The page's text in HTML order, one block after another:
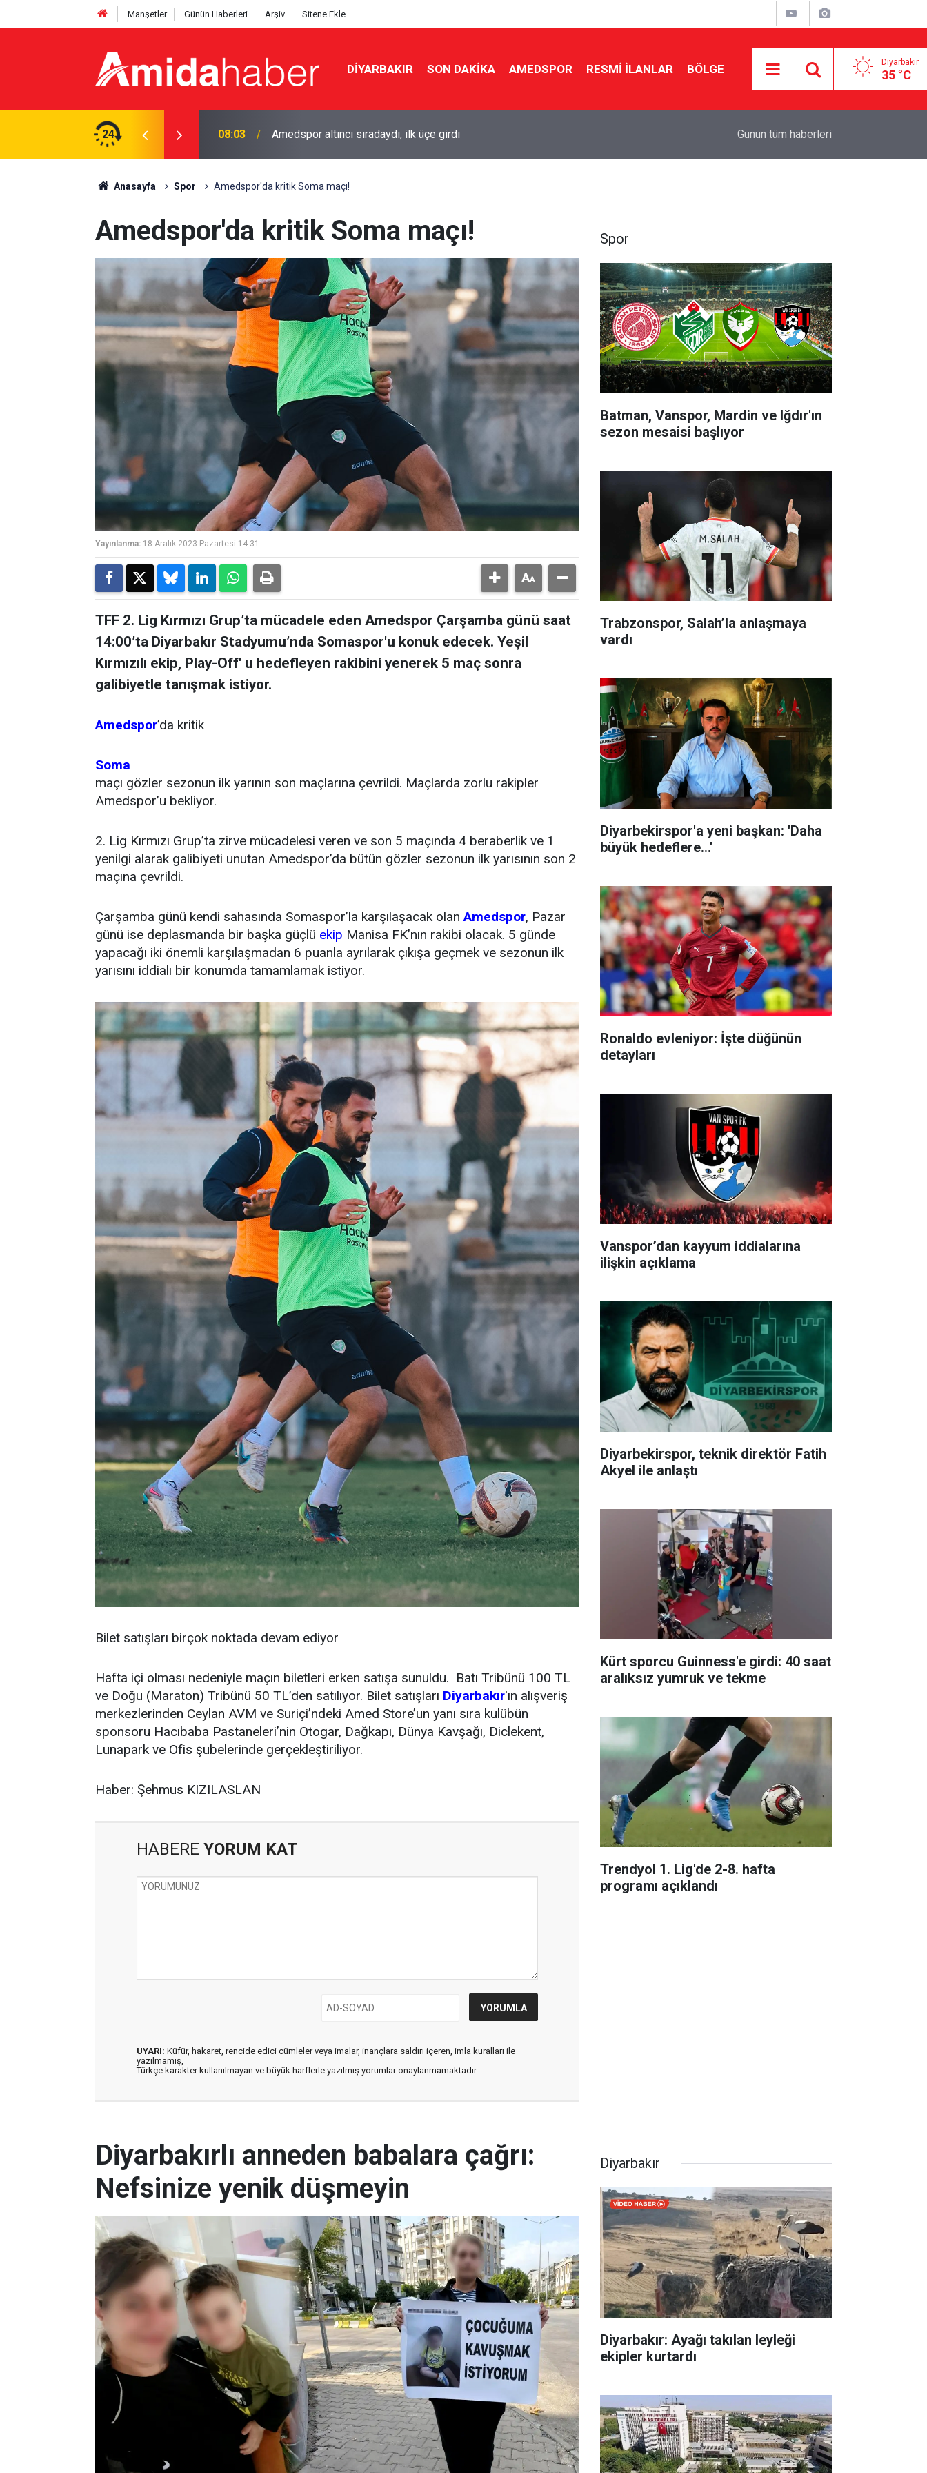
Manşetler Günün Haberleri Arşiv Sitene Ekle
DIYARBAKIR SON DAKIKA AMEDSPOR RESMI İLANLAR BÖLGE Diyarbakır
35 °C
24 07:24 Diyarbakır’da düğün salonunda kavga: 5 yaralı Diyarbakır’da klima alarmı: Yanlış kullanım
Günün tüm haberleri
Anasayfa Spor Amedspor'da kritik Soma maçı!
Amedspor'da kritik Soma maçı!
Yayınlanma: 18 Aralık 2023 Pazartesi 14:31
TFF 2. Lig Kırmızı Grup’ta mücadele eden Amedspor Çarşamba günü saat
14:00’ta Diyarbakır Stadyumu’nda Somaspor'u konuk edecek. Yeşil
Kırmızılı ekip, Play-Off' u hedefleyen rakibini yenerek 5 maç sonra
galibiyetle tanışmak istiyor.
Amedspor’da kritik
Soma
maçı gözler sezonun ilk yarının son maçlarına çevrildi. Maçlarda zorlu rakipler
Amedspor’u bekliyor.
2. Lig Kırmızı Grup’ta zirve mücadelesi veren ve son 5 maçında 4 beraberlik ve 1
yenilgi alarak galibiyeti unutan Amedspor’da bütün gözler sezonun ilk yarısının son 2
maçına çevrildi.
Çarşamba günü kendi sahasında Somaspor’la karşılaşacak olanAmedspor, Pazar
günü ise deplasmanda bir başka güçlü ekip Manisa FK’nın rakibi olacak. 5 günde
yapacağı iki önemli karşılaşmadan 6 puanla ayrılarak çıkışa geçmek ve sezonun ilk
yarısını iddialı bir konumda tamamlamak istiyor.
Bilet satışları birçok noktada devam ediyor
Hafta içi olması nedeniyle maçın biletleri erken satışa sunuldu. Batı Tribünü 100 TL
ve Doğu (Maraton) Tribünü 50 TL’den satılıyor. Bilet satışları Diyarbakır'ın alışveriş
merkezlerinden Ceylan AVM ve Suriçi’ndeki Amed Store’un yanı sıra kulübün
sponsoru Hacıbaba Pastaneleri’nin Otogar, Dağkapı, Dünya Kavşağı, Diclekent,
Lunapark ve Ofis şubelerinde gerçekleştiriliyor.
Haber: Şehmus KIZILASLAN
HABERE YORUM KAT
UYARI: Küfür, hakaret, rencide edici cümleler veya imalar, inançlara saldırı içeren, imla kuralları ile
yazılmamış,
Türkçe karakter kullanılmayan ve büyük harflerle yazılmış yorumlar onaylanmamaktadır.
Spor
Batman, Vanspor, Mardin ve Iğdır'ın
sezon mesaisi başlıyor
Trabzonspor, Salah’la anlaşmaya
vardı
Diyarbekirspor'a yeni başkan: 'Daha
büyük hedeflere...'
Ronaldo evleniyor: İşte düğünün
detayları
Vanspor’dan kayyum iddialarına
ilişkin açıklama
Diyarbekirspor, teknik direktör Fatih
Akyel ile anlaştı
Kürt sporcu Guinness'e girdi: 40 saat
aralıksız yumruk ve tekme
Trendyol 1. Lig'de 2-8. hafta
programı açıklandı
Diyarbakırlı anneden babalara çağrı:
Nefsinize yenik düşmeyin
Diyarbakır
Diyarbakır: Ayağı takılan leyleği
ekipler kurtardı